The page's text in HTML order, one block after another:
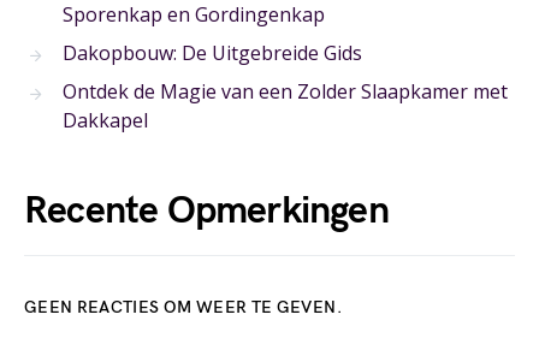
Sporenkap en Gordingenkap
Dakopbouw: De Uitgebreide Gids
Ontdek de Magie van een Zolder Slaapkamer met
Dakkapel
Recente Opmerkingen
GEEN REACTIES OM WEER TE GEVEN.